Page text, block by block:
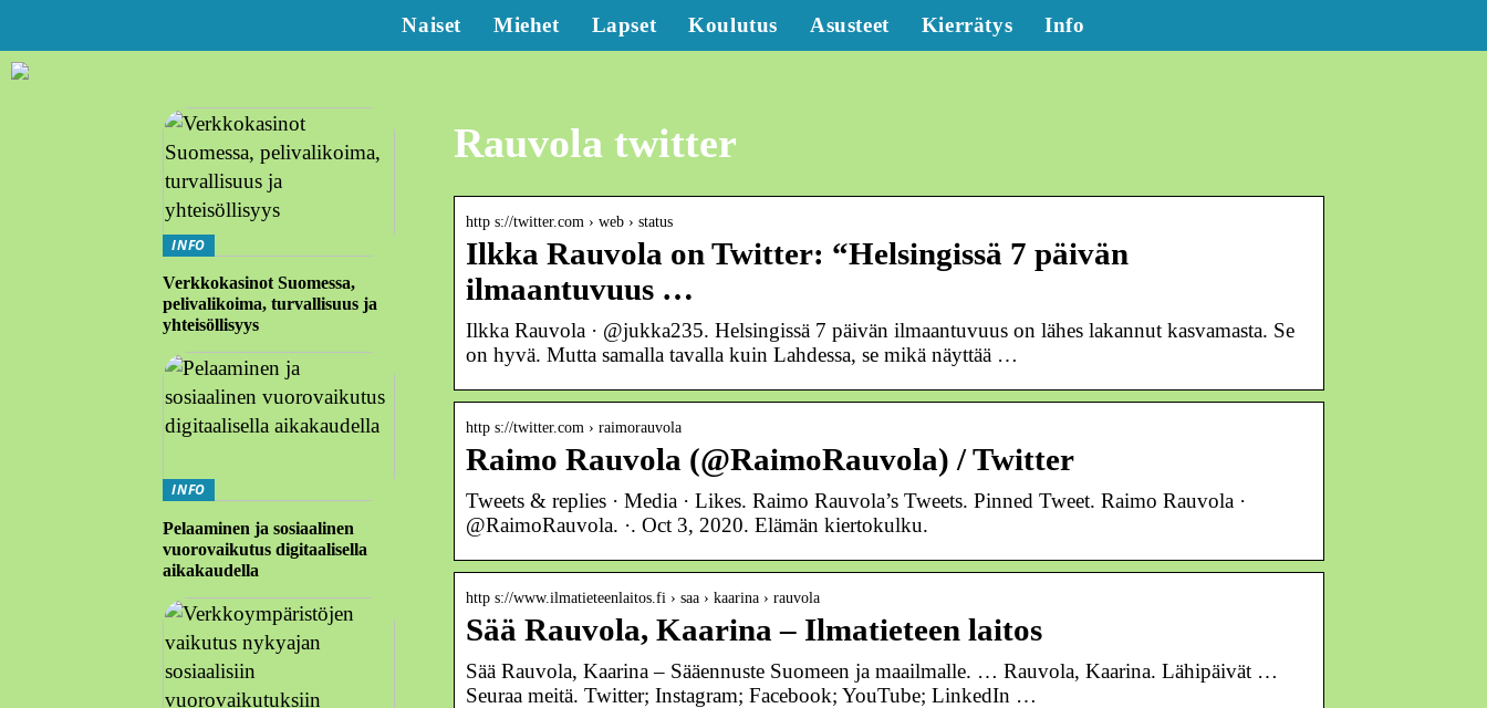
Naiset Miehet Lapset Koulutus Asusteet Kierrätys Info
Rauvola twitter
http s://twitter.com › web › status
Ilkka Rauvola on Twitter: “Helsingissä 7 päivän
ilmaantuvuus …
Ilkka Rauvola · @jukka235. Helsingissä 7 päivän ilmaantuvuus on lähes lakannut kasvamasta. Se
on hyvä. Mutta samalla tavalla kuin Lahdessa, se mikä näyttää …
http s://twitter.com › raimorauvola
Raimo Rauvola (@RaimoRauvola) / Twitter
Tweets & replies · Media · Likes. Raimo Rauvola’s Tweets. Pinned Tweet. Raimo Rauvola ·
@RaimoRauvola. ·. Oct 3, 2020. Elämän kiertokulku.
http s://www.ilmatieteenlaitos.fi › saa › kaarina › rauvola
Sää Rauvola, Kaarina – Ilmatieteen laitos
Sää Rauvola, Kaarina – Sääennuste Suomeen ja maailmalle. … Rauvola, Kaarina. Lähipäivät …
Seuraa meitä. Twitter; Instagram; Facebook; YouTube; LinkedIn …
INFO
Verkkokasinot Suomessa,
pelivalikoima, turvallisuus ja
yhteisöllisyys
INFO
Pelaaminen ja sosiaalinen
vuorovaikutus digitaalisella
aikakaudella